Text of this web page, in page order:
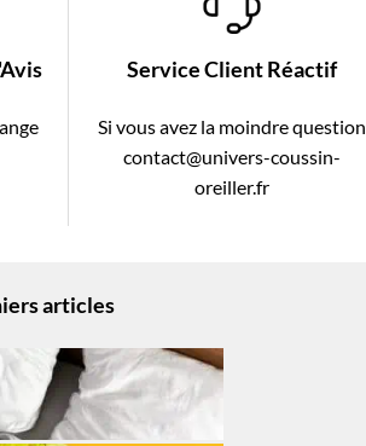
Service Client Réactif
Si vous avez la moindre question
contact@univers-coussin-
oreiller.fr
articles